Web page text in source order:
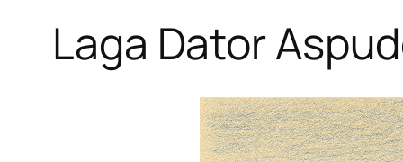
Laga Dator